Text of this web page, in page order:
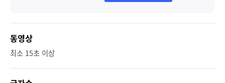
동영상
최소 15초 이상